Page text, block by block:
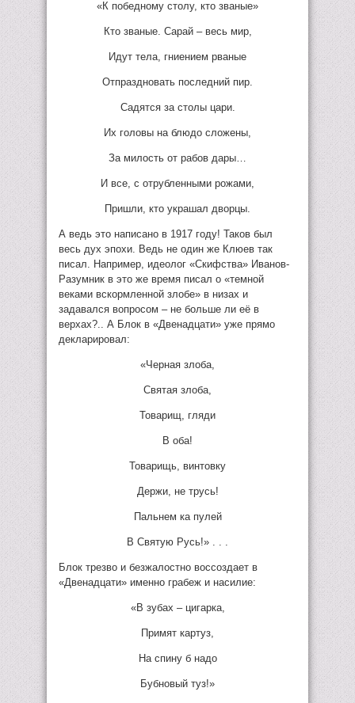
«К победному столу, кто званые»
Кто званые. Сарай – весь мир,
Идут тела, гниением рваные
Отпраздновать последний пир.
Садятся за столы цари.
Их головы на блюдо сложены,
За милость от рабов дары…
И все, с отрубленными рожами,
Пришли, кто украшал дворцы.
А ведь это написано в 1917 году! Таков был
весь дух эпохи. Ведь не один же Клюев так
писал. Например, идеолог «Скифства» Иванов-
Разумник в это же время писал о «темной
веками вскормленной злобе» в низах и
задавался вопросом – не больше ли её в
верхах?.. А Блок в «Двенадцати» уже прямо
декларировал:
«Черная злоба,
Святая злоба,
Товарищ, гляди
В оба!
Товарищь, винтовку
Держи, не трусь!
Пальнем ка пулей
В Святую Русь!» . . .
Блок трезво и безжалостно воссоздает в
«Двенадцати» именно грабеж и насилие:
«В зубах – цигарка,
Примят картуз,
На спину б надо
Бубновый туз!»